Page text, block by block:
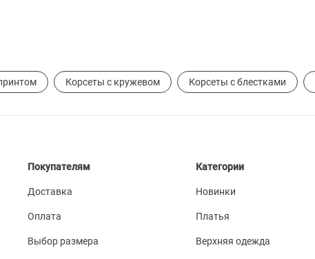
Корсеты с кружевом Корсеты с блестками
Покупателям
Доставка
Оплата
Выбор размера
Категории
Новинки
Платья
Верхняя одежда